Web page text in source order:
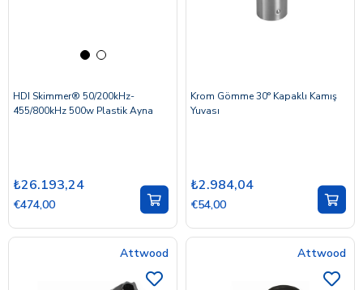
HDI Skimmer® 50/200kHz-
455/800kHz 500w Plastik Ayna
₺26.193,24
€474,00
Krom Gömme 30° Kapaklı Kamış
Yuvası
₺2.984,04
€54,00
Attwood Attwood